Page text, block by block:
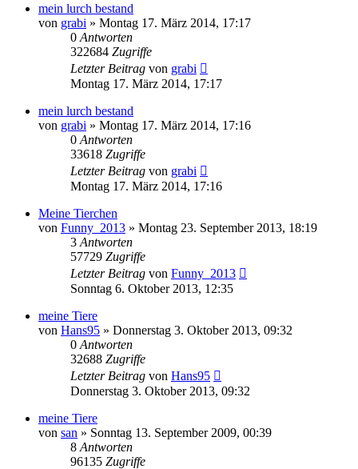
mein lurch bestand
von grabi » Montag 17. März 2014, 17:17
0 Antworten
322684 Zugriffe
Letzter Beitrag von grabi
Montag 17. März 2014, 17:17
mein lurch bestand
von grabi » Montag 17. März 2014, 17:16
0 Antworten
33618 Zugriffe
Letzter Beitrag von grabi
Montag 17. März 2014, 17:16
Meine Tierchen
von Funny_2013 » Montag 23. September 2013, 18:19
3 Antworten
57729 Zugriffe
Letzter Beitrag von Funny_2013
Sonntag 6. Oktober 2013, 12:35
meine Tiere
von Hans95 » Donnerstag 3. Oktober 2013, 09:32
0 Antworten
32688 Zugriffe
Letzter Beitrag von Hans95
Donnerstag 3. Oktober 2013, 09:32
meine Tiere
von san » Sonntag 13. September 2009, 00:39
8 Antworten
96135 Zugriffe